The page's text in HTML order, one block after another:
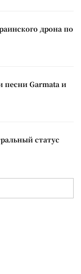
дрона по
Garmata и
статус